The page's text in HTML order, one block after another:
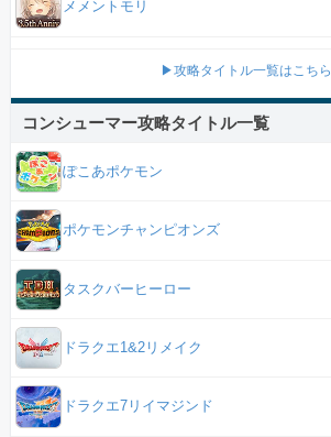
メメントモリ
▶攻略タイトル一覧はこちら
コンシューマー攻略タイトル一覧
ぽこあポケモン
ポケモンチャンピオンズ
タスクバーヒーロー
ドラクエ1&2リメイク
ドラクエ7リイマジンド